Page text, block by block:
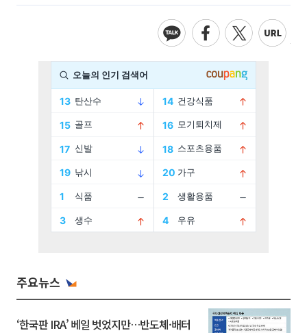
주요뉴스
‘한국판 IRA’ 베일 벗었지만…반도체·배터